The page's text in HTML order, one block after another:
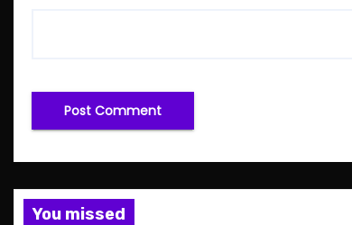
You missed